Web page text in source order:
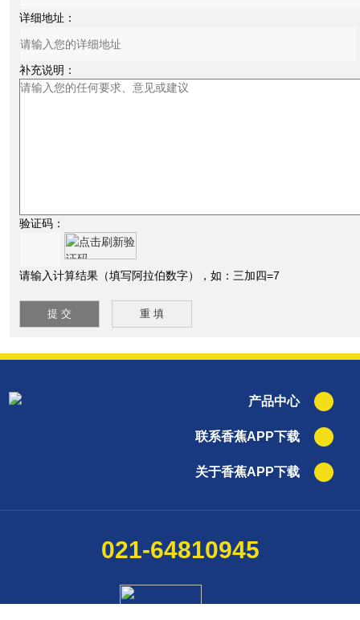
详细地址：
补充说明：
验证码：
请输入计算结果（填写阿拉伯数字），如：三加四=7
产品中心
联系香蕉APP下载
关于香蕉APP下载
021-64810945